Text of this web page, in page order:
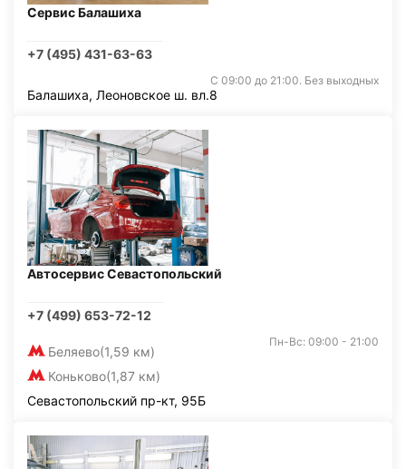
Сервис Балашиха
+7 (495) 431-63-63
С 09:00 до 21:00. Без выходных
Балашиха, Леоновское ш. вл.8
Автосервис Севастопольский
+7 (499) 653-72-12
Беляево(1,59 км)
Коньково(1,87 км)
Пн-Вс: 09:00 - 21:00
Севастопольский пр-кт, 95Б